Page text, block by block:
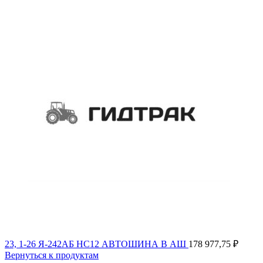
23, 1-26 Я-242АБ НС12 АВТОШИНА В АШ 178 977,75 ₽
Вернуться к продуктам